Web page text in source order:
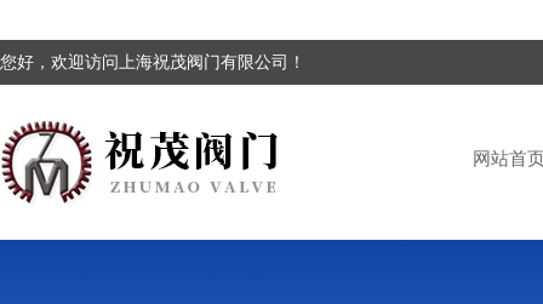
您好，欢迎访问上海祝茂阀门有限公司！
网站首